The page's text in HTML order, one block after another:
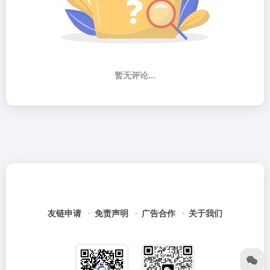
暂无评论...
友链申请 免责声明 广告合作 关于我们